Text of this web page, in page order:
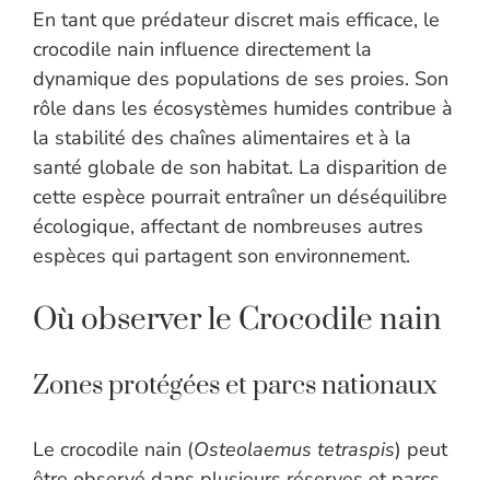
En tant que prédateur discret mais efficace, le
crocodile nain influence directement la
dynamique des populations de ses proies. Son
rôle dans les écosystèmes humides contribue à
la stabilité des chaînes alimentaires et à la
santé globale de son habitat. La disparition de
cette espèce pourrait entraîner un déséquilibre
écologique, affectant de nombreuses autres
espèces qui partagent son environnement.
Où observer le Crocodile nain
Zones protégées et parcs nationaux
Le crocodile nain (Osteolaemus tetraspis) peut